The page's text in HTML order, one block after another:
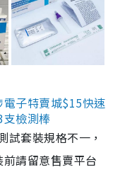
子特賣城$15快速
檢測棒
試套裝規格不一，
請留意售賣平台